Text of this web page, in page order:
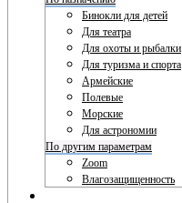
Бинокли для детей
Для театра
Для охоты и рыбалки
Для туризма и спорта
Армейские
Полевые
Морские
Для астрономии
По другим параметрам
Zoom
Влагозащищенность